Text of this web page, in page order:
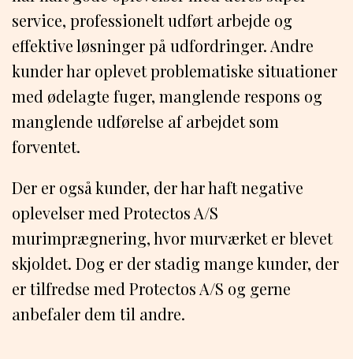
service, professionelt udført arbejde og
effektive løsninger på udfordringer. Andre
kunder har oplevet problematiske situationer
med ødelagte fuger, manglende respons og
manglende udførelse af arbejdet som
forventet.
Der er også kunder, der har haft negative
oplevelser med Protectos A/S
murimprægnering, hvor murværket er blevet
skjoldet. Dog er der stadig mange kunder, der
er tilfredse med Protectos A/S og gerne
anbefaler dem til andre.